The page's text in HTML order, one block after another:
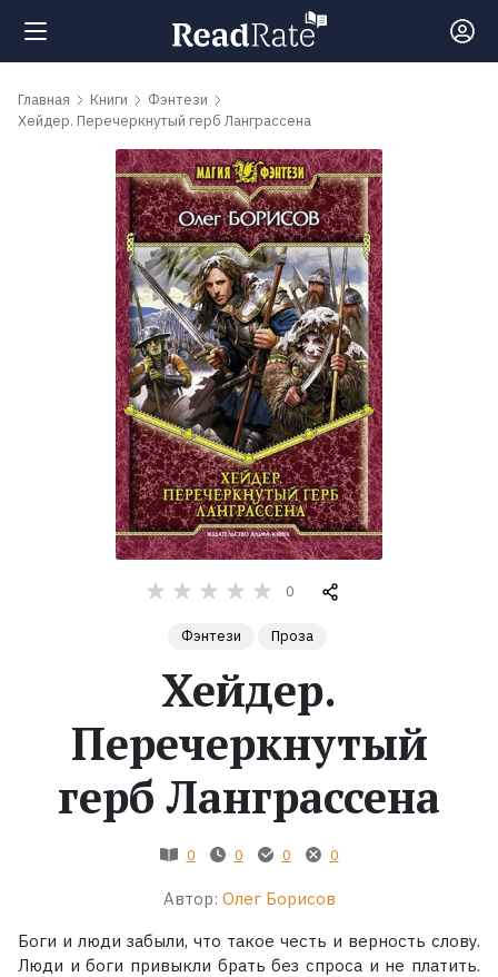
Поиск
Рейтинги
обсуждаемые
Коллекции
Главная Книги
Фэнтези
Хейдер. Перечеркнутый герб Ланграссена
0
Фэнтези Проза
Хейдер.
Перечеркнутый
герб Ланграссена
0 0 0 0
Автор: Олег Борисов
Боги и люди забыли, что такое честь и верность слову.
Люди и боги привыкли брать без спроса и не платить.